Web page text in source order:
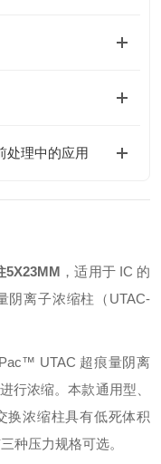
处理中的应用
5X23MM ，适用于 IC 的
阴离子浓缩柱（UTAC-
UTAC 超痕量阴离
行浓缩。本款通用型、
换浓缩柱具有低死体积
种压力规格可选。